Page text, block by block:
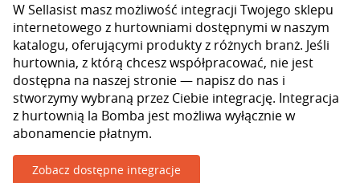
W Sellasist masz możliwość integracji Twojego sklepu
internetowego z hurtowniami dostępnymi w naszym
katalogu, oferującymi produkty z różnych branż. Jeśli
hurtownia, z którą chcesz współpracować, nie jest
dostępna na naszej stronie — napisz do nas i
stworzymy wybraną przez Ciebie integrację. Integracja
z hurtownią la Bomba jest możliwa wyłącznie w
abonamencie płatnym.
Zobacz dostępne integracje